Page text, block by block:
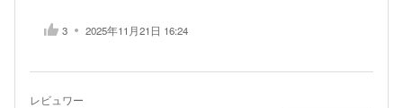
3 2025年11月21日 16:24
レビュワー